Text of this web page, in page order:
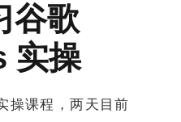
谷歌
实操
操课程，两天目前